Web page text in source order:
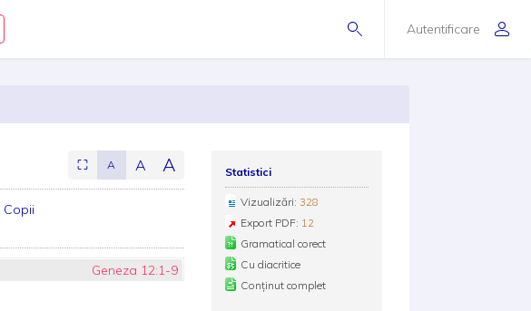
Autentificare
⛶ A A A
Copii
Geneza 12:1-9
Statistici
Vizualizări: 328
Export PDF: 12
Gramatical corect
Cu diacritice
Conținut complet